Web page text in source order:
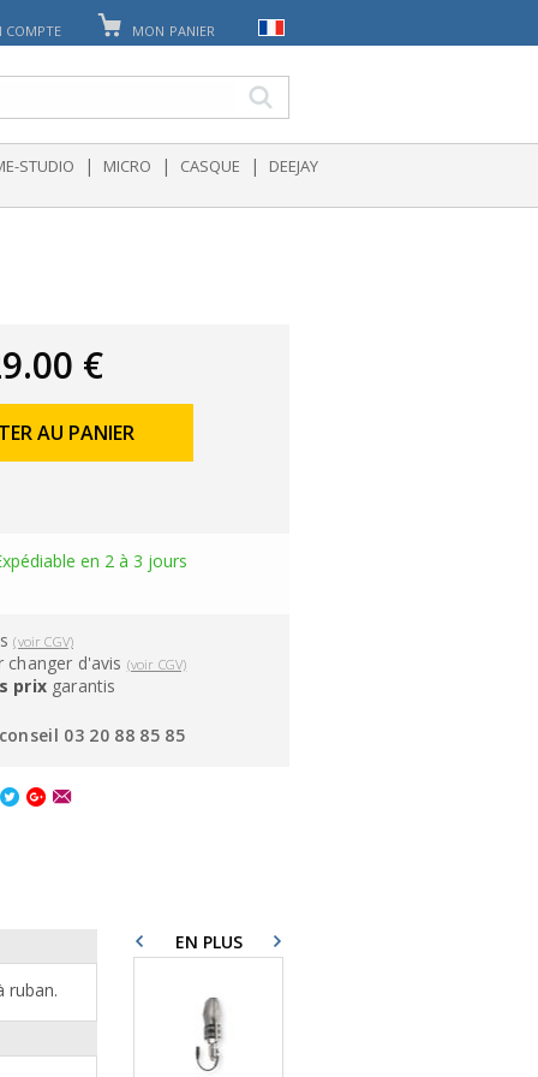
COMPTE MON PANIER
STUDIO | MICRO | CASQUE | DEEJAY
€
AU PANIER
en 2 à 3 jours
(voir CGV)
changer d'avis (voir CGV)
prix garantis
03 20 88 85 85
ruban.
EN PLUS